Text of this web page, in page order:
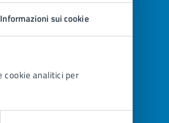
Informazioni sui cookie
cookie analitici per